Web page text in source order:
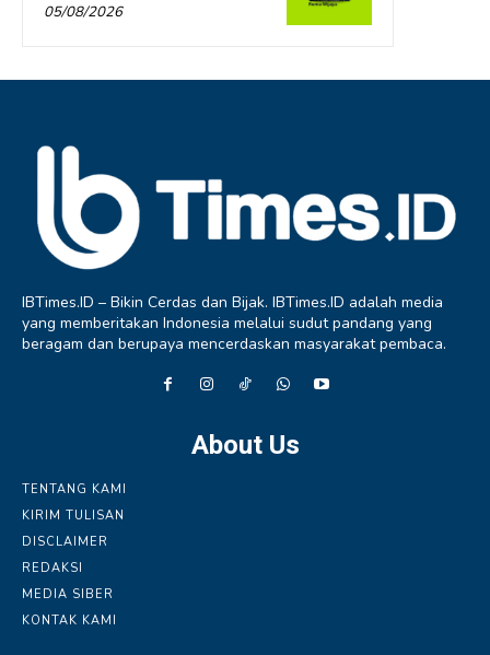
05/08/2026
IBTimes.ID – Bikin Cerdas dan Bijak. IBTimes.ID adalah media
yang memberitakan Indonesia melalui sudut pandang yang
beragam dan berupaya mencerdaskan masyarakat pembaca.
About Us
TENTANG KAMI
KIRIM TULISAN
DISCLAIMER
REDAKSI
MEDIA SIBER
KONTAK KAMI